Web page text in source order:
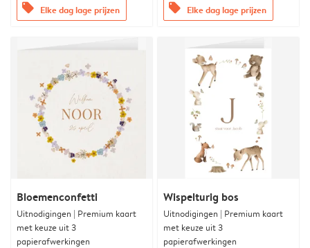
offers Elke dag lage prijzen offers Elke dag lage prijzen
Bloemenconfetti
Uitnodigingen | Premium kaart
met keuze uit 3
papierafwerkingen
Wispelturig bos
Uitnodigingen | Premium kaart
met keuze uit 3
papierafwerkingen